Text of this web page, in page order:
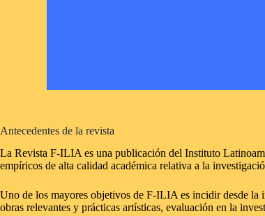
Antecedentes de la revista
La Revista F-ILIA es una publicación del Instituto
empíricos de alta calidad académica relativa a la
Uno de los mayores objetivos de F-ILIA es incidir desde la
obras relevantes y prácticas artísticas, evaluación en la